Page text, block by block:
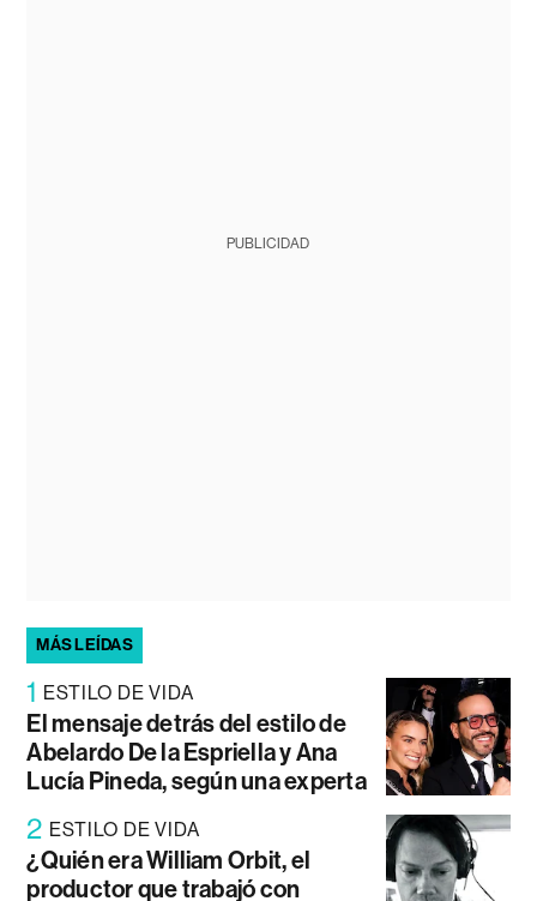
PUBLICIDAD
MÁS LEÍDAS
1 ESTILO DE VIDA
El mensaje detrás del estilo de
Abelardo De la Espriella y Ana
Lucía Pineda, según una experta
2 ESTILO DE VIDA
¿Quién era William Orbit, el
productor que trabajó con